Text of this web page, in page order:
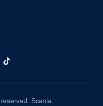
Scania